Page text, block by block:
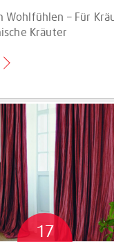
Wohlfühlen – Für
Kräuter
17